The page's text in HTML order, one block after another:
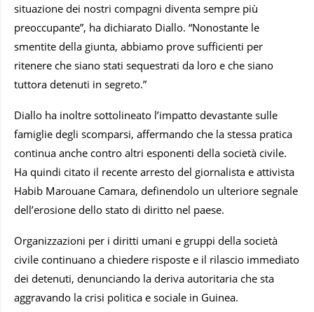
situazione dei nostri compagni diventa sempre più
preoccupante”, ha dichiarato Diallo. “Nonostante le
smentite della giunta, abbiamo prove sufficienti per
ritenere che siano stati sequestrati da loro e che siano
tuttora detenuti in segreto.”
Diallo ha inoltre sottolineato l’impatto devastante sulle
famiglie degli scomparsi, affermando che la stessa pratica
continua anche contro altri esponenti della società civile.
Ha quindi citato il recente arresto del giornalista e attivista
Habib Marouane Camara, definendolo un ulteriore segnale
dell’erosione dello stato di diritto nel paese.
Organizzazioni per i diritti umani e gruppi della società
civile continuano a chiedere risposte e il rilascio immediato
dei detenuti, denunciando la deriva autoritaria che sta
aggravando la crisi politica e sociale in Guinea.